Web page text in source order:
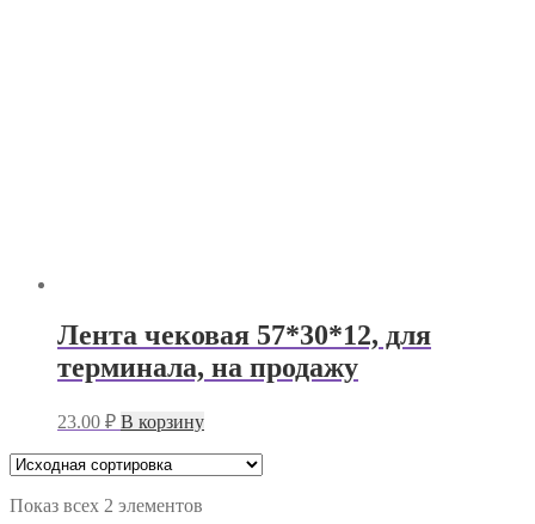
Лента чековая 57*30*12, для
терминала, на продажу
23.00 ₽ В корзину
Показ всех 2 элементов